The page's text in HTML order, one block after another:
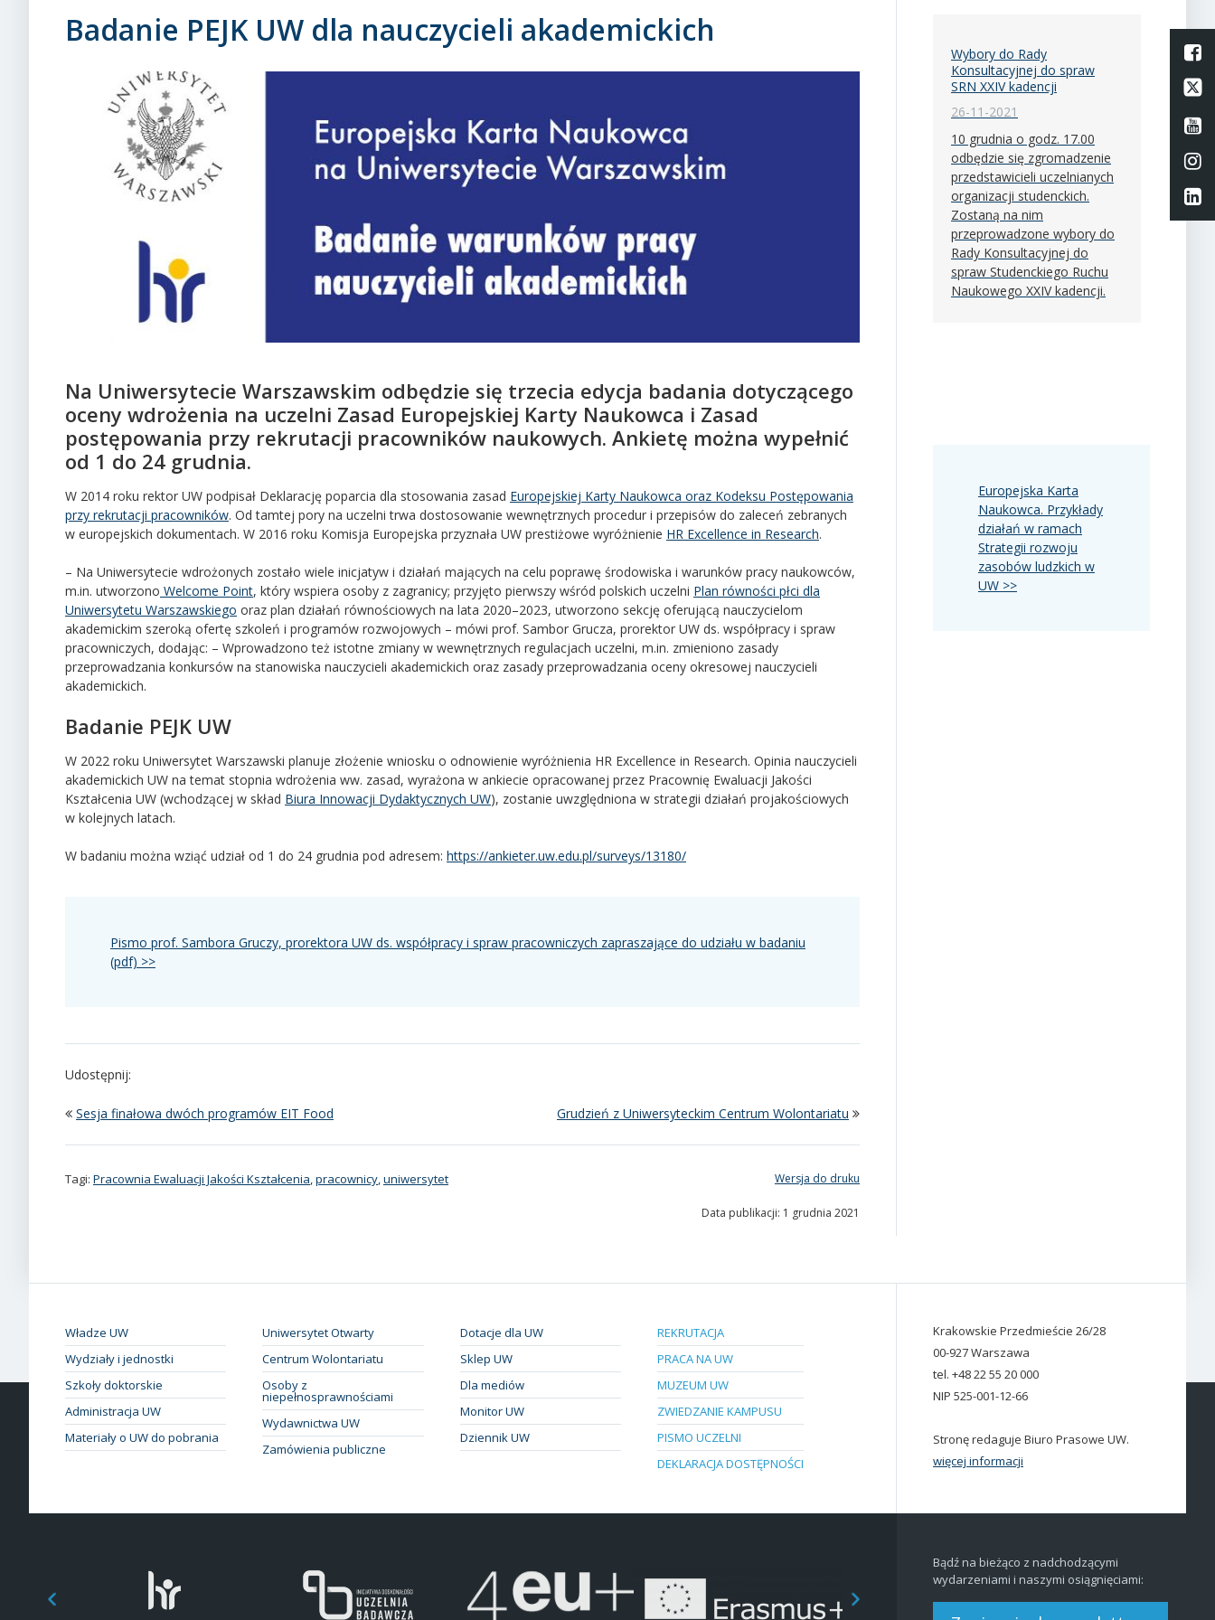
Badanie PEJK UW dla nauczycieli akademickich
Na Uniwersytecie Warszawskim odbędzie się trzecia edycja badania dotyczącego
oceny wdrożenia na uczelni Zasad Europejskiej Karty Naukowca i Zasad
postępowania przy rekrutacji pracowników naukowych. Ankietę można wypełnić
od 1 do 24 grudnia.
W 2014 roku rektor UW podpisał Deklarację poparcia dla stosowania zasad Europejskiej Karty Naukowca oraz Kodeksu Postępowania
przy rekrutacji pracowników. Od tamtej pory na uczelni trwa dostosowanie wewnętrznych procedur i przepisów do zaleceń zebranych
w europejskich dokumentach. W 2016 roku Komisja Europejska przyznała UW prestiżowe wyróżnienie HR Excellence in Research.
– Na Uniwersytecie wdrożonych zostało wiele inicjatyw i działań mających na celu poprawę środowiska i warunków pracy naukowców,
m.in. utworzono Welcome Point, który wspiera osoby z zagranicy; przyjęto pierwszy wśród polskich uczelni Plan równości płci dla
Uniwersytetu Warszawskiego oraz plan działań równościowych na lata 2020–2023, utworzono sekcję oferującą nauczycielom
akademickim szeroką ofertę szkoleń i programów rozwojowych – mówi prof. Sambor Grucza, prorektor UW ds. współpracy i spraw
pracowniczych, dodając: – Wprowadzono też istotne zmiany w wewnętrznych regulacjach uczelni, m.in. zmieniono zasady
przeprowadzania konkursów na stanowiska nauczycieli akademickich oraz zasady przeprowadzania oceny okresowej nauczycieli
akademickich.
Badanie PEJK UW
W 2022 roku Uniwersytet Warszawski planuje złożenie wniosku o odnowienie wyróżnienia HR Excellence in Research. Opinia nauczycieli
akademickich UW na temat stopnia wdrożenia ww. zasad, wyrażona w ankiecie opracowanej przez Pracownię Ewaluacji Jakości
Kształcenia UW (wchodzącej w skład Biura Innowacji Dydaktycznych UW), zostanie uwzględniona w strategii działań projakościowych
w kolejnych latach.
W badaniu można wziąć udział od 1 do 24 grudnia pod adresem: https://ankieter.uw.edu.pl/surveys/13180/
Pismo prof. Sambora Gruczy, prorektora UW ds. współpracy i spraw pracowniczych zapraszające do udziału w badaniu
(pdf) >>
Udostępnij:
Sesja finałowa dwóch programów EIT Food Grudzień z Uniwersyteckim Centrum Wolontariatu
Tagi: Pracownia Ewaluacji Jakości Kształcenia,pracownicy,uniwersytet Wersja do druku
Data publikacji: 1 grudnia 2021
Wybory do Rady
Konsultacyjnej do spraw
SRN XXIV kadencji
26-11-2021
10 grudnia o godz. 17.00
odbędzie się zgromadzenie
przedstawicieli uczelnianych
organizacji studenckich.
Zostaną na nim
przeprowadzone wybory do
Rady Konsultacyjnej do
spraw Studenckiego Ruchu
Naukowego XXIV kadencji.
Europejska Karta
Naukowca. Przykłady
działań w ramach
Strategii rozwoju
zasobów ludzkich w
UW >>
Władze UW
Wydziały i jednostki
Szkoły doktorskie
Administracja UW
Materiały o UW do pobrania
Uniwersytet Otwarty
Centrum Wolontariatu
Osoby z
niepełnosprawnościami
Wydawnictwa UW
Zamówienia publiczne
Dotacje dla UW
Sklep UW
Dla mediów
Monitor UW
Dziennik UW
REKRUTACJA
PRACA NA UW
MUZEUM UW
ZWIEDZANIE KAMPUSU
PISMO UCZELNI
DEKLARACJA DOSTĘPNOŚCI
Krakowskie Przedmieście 26/28
00-927 Warszawa
tel. +48 22 55 20 000
NIP 525-001-12-66
Stronę redaguje Biuro Prasowe UW.
więcej informacji
Bądź na bieżąco z nadchodzącymi
wydarzeniami i naszymi osiągnięciami: